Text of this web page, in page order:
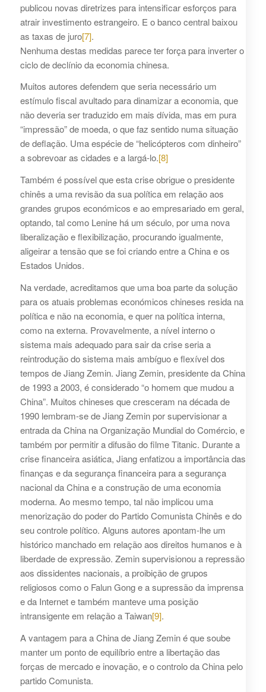
publicou novas diretrizes para intensificar esforços para
atrair investimento estrangeiro. E o banco central baixou
as taxas de juro[7].
Nenhuma destas medidas parece ter força para inverter o
ciclo de declínio da economia chinesa.
Muitos autores defendem que seria necessário um
estímulo fiscal avultado para dinamizar a economia, que
não deveria ser traduzido em mais dívida, mas em pura
“impressão” de moeda, o que faz sentido numa situação
de deflação. Uma espécie de “helicópteros com dinheiro”
a sobrevoar as cidades e a largá-lo.[8]
Também é possível que esta crise obrigue o presidente
chinês a uma revisão da sua política em relação aos
grandes grupos económicos e ao empresariado em geral,
optando, tal como Lenine há um século, por uma nova
liberalização e flexibilização, procurando igualmente,
aligeirar a tensão que se foi criando entre a China e os
Estados Unidos.
Na verdade, acreditamos que uma boa parte da solução
para os atuais problemas económicos chineses resida na
política e não na economia, e quer na política interna,
como na externa. Provavelmente, a nível interno o
sistema mais adequado para sair da crise seria a
reintrodução do sistema mais ambíguo e flexível dos
tempos de Jiang Zemin. Jiang Zemin, presidente da China
de 1993 a 2003, é considerado “o homem que mudou a
China”. Muitos chineses que cresceram na década de
1990 lembram-se de Jiang Zemin por supervisionar a
entrada da China na Organização Mundial do Comércio, e
também por permitir a difusão do filme Titanic. Durante a
crise financeira asiática, Jiang enfatizou a importância das
finanças e da segurança financeira para a segurança
nacional da China e a construção de uma economia
moderna. Ao mesmo tempo, tal não implicou uma
menorização do poder do Partido Comunista Chinês e do
seu controle político. Alguns autores apontam-lhe um
histórico manchado em relação aos direitos humanos e à
liberdade de expressão. Zemin supervisionou a repressão
aos dissidentes nacionais, a proibição de grupos
religiosos como o Falun Gong e a supressão da imprensa
e da Internet e também manteve uma posição
intransigente em relação a Taiwan[9].
A vantagem para a China de Jiang Zemin é que soube
manter um ponto de equilíbrio entre a libertação das
forças de mercado e inovação, e o controlo da China pelo
partido Comunista.